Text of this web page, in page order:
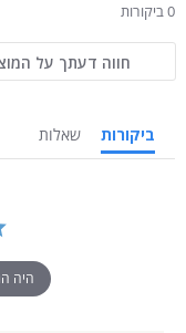
0 ביקורות
חווה דעתך על
ביקורות שאלות
היה